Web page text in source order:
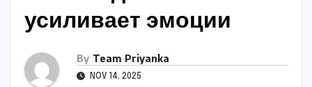
усиливает эмоции
By Team Priyanka
NOV 14, 2025